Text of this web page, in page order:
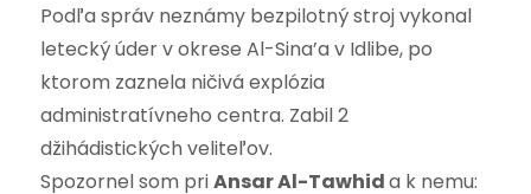
Podľa správ neznámy bezpilotný stroj vykonal
letecký úder v okrese Al-Sina’a v Idlibe, po
ktorom zaznela ničivá explózia
administratívneho centra. Zabil 2
džihádistických veliteľov.
Spozornel som priAnsar Al-Tawhida k nemu: